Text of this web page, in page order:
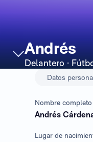
Andrés
Delantero ·
Datos
Nombre completo
Andrés
Lugar de